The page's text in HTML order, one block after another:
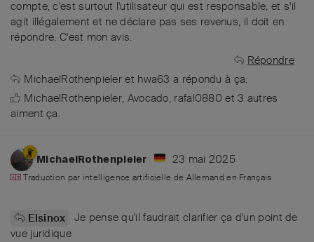
compte, c'est surtout l'utilisateur qui est responsable, et s'il
agit illégalement et ne déclare pas ses revenus, il doit en
répondre. C'est mon avis.
Répondre
MichaelRothenpieler et hwa63 a répondu à ça.
MichaelRothenpieler, Avocado, rafal0880 et3 autres
aiment ça.
MichaelRothenpieler 23 mai 2025
Traduction par intelligence artificielle de Allemand en Français
Elsinox
Je pense qu'il faudrait clarifier ça d'un point de
vue juridique